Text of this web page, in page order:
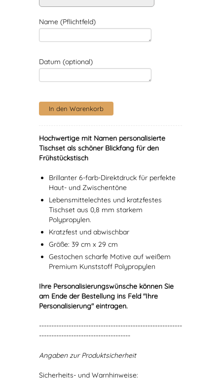
Name (Pflichtfeld)
Datum (optional)
Hochwertige mit Namen personalisierte
Tischset als schöner Blickfang für den
Frühstückstisch
Brillanter 6-farb-Direktdruck für perfekte
Haut- und Zwischentöne
Lebensmittelechtes und kratzfestes
Tischset aus 0,8 mm starkem
Polypropylen.
Kratzfest und abwischbar
Größe: 39 cm x 29 cm
Gestochen scharfe Motive auf weißem
Premium Kunststoff Polypropylen
Ihre Personalisierungswünsche können Sie
am Ende der Bestellung ins Feld "Ihre
Personalisierung" eintragen.
----------------------------------------------------------
-------------------------------------
Angaben zur Produktsicherheit
Sicherheits- und Warnhinweise: